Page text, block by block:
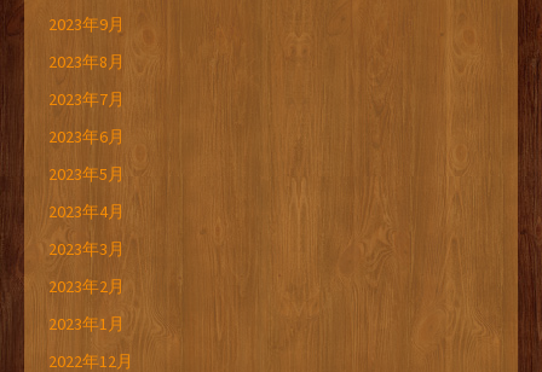
2023年9月
2023年8月
2023年7月
2023年6月
2023年5月
2023年4月
2023年3月
2023年2月
2023年1月
2022年12月